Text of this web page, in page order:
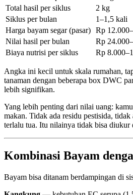
Total hasil per siklus
2 kg
Siklus per bulan
1–1,5 kali
Harga bayam segar (pasar) Rp
Nilai hasil per bulan
Rp
Biaya nutrisi per siklus
Rp
Angka ini kecil untuk skala rumahan,
tanaman dengan beberapa box DWC
lebih signifikan.
Yang lebih penting dari nilai uang:
makan. Tidak ada residu pestisida, tidak
terlalu tua. Itu nilainya tidak bisa diukur
Kombinasi Bayam
Bayam bisa ditanam berdampingan di